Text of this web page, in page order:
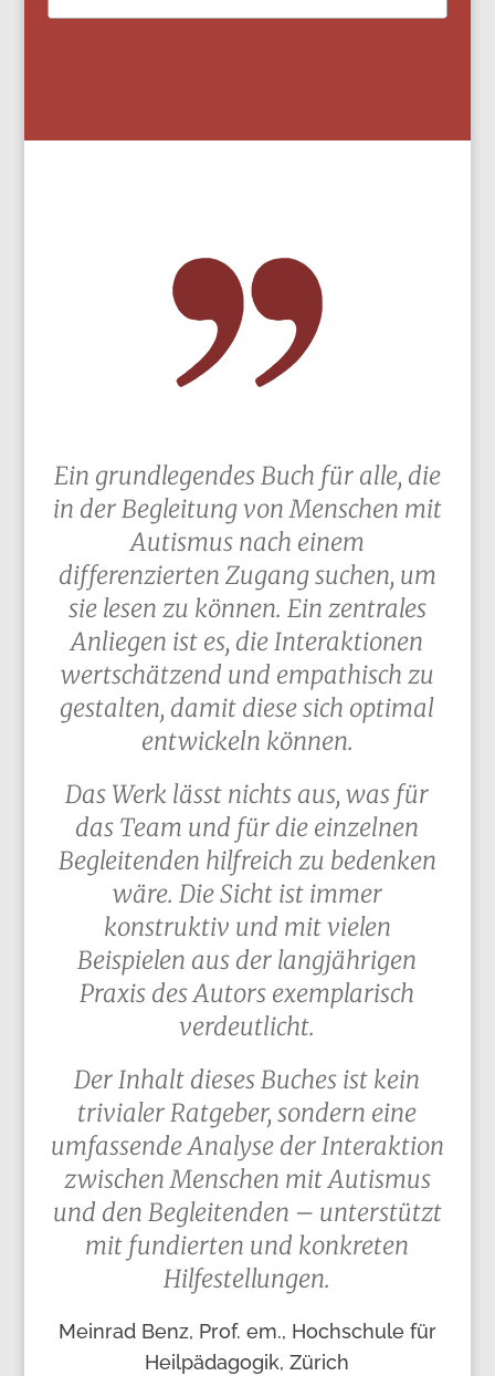
Ein grundlegendes Buch für alle, die
in der Begleitung von Menschen mit
Autismus nach einem
differenzierten Zugang suchen, um
sie lesen zu können. Ein zentrales
Anliegen ist es, die Interaktionen
wertschätzend und empathisch zu
gestalten, damit diese sich optimal
entwickeln können.
Das Werk lässt nichts aus, was für
das Team und für die einzelnen
Begleitenden hilfreich zu bedenken
wäre. Die Sicht ist immer
konstruktiv und mit vielen
Beispielen aus der langjährigen
Praxis des Autors exemplarisch
verdeutlicht.
Der Inhalt dieses Buches ist kein
trivialer Ratgeber, sondern eine
umfassende Analyse der Interaktion
zwischen Menschen mit Autismus
und den Begleitenden – unterstützt
mit fundierten und konkreten
Hilfestellungen.
Meinrad Benz, Prof. em., Hochschule für
Heilpädagogik, Zürich